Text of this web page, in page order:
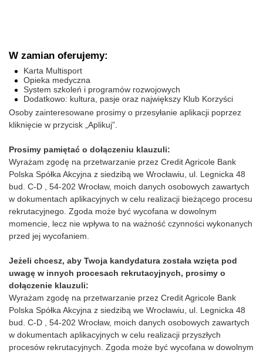
W zamian oferujemy:
Karta Multisport
Opieka medyczna
System szkoleń i programów rozwojowych
Dodatkowo: kultura, pasje oraz największy Klub Korzyści
Osoby zainteresowane prosimy o przesyłanie aplikacji poprzez
kliknięcie w przycisk „Aplikuj”.
Prosimy pamiętać o dołączeniu klauzuli:
Wyrażam zgodę na przetwarzanie przez Credit Agricole Bank
Polska Spółka Akcyjna z siedzibą we Wrocławiu, ul. Legnicka 48
bud. C-D , 54-202 Wrocław, moich danych osobowych zawartych
w dokumentach aplikacyjnych w celu realizacji bieżącego procesu
rekrutacyjnego. Zgoda może być wycofana w dowolnym
momencie, lecz nie wpływa to na ważność czynności wykonanych
przed jej wycofaniem.
Jeżeli chcesz, aby Twoja kandydatura została wzięta pod
uwagę w innych procesach rekrutacyjnych, prosimy o
dołączenie klauzuli:
Wyrażam zgodę na przetwarzanie przez Credit Agricole Bank
Polska Spółka Akcyjna z siedzibą we Wrocławiu, ul. Legnicka 48
bud. C-D , 54-202 Wrocław, moich danych osobowych zawartych
w dokumentach aplikacyjnych w celu realizacji przyszłych
procesów rekrutacyjnych. Zgoda może być wycofana w dowolnym